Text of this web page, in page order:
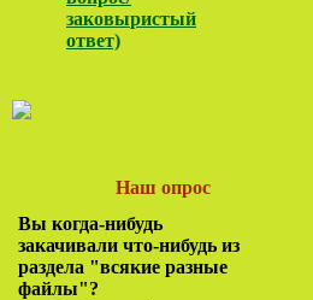
заковыристый
ответ)
Наш опрос
Вы когда-нибудь
закачивали что-нибудь из
раздела "всякие разные
файлы"?